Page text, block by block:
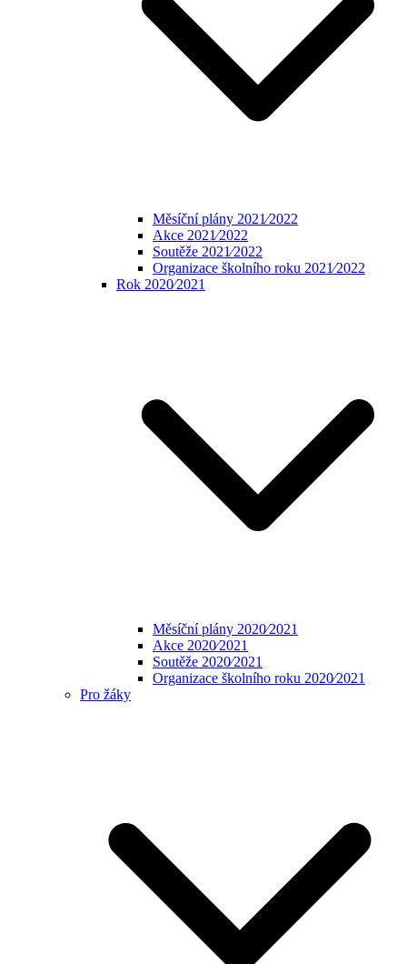
Měsíční plány 2021⁄2022
Akce 2021⁄2022
Soutěže 2021⁄2022
Organizace školního roku 2021⁄2022
Rok 2020⁄2021
Měsíční plány 2020⁄2021
Akce 2020⁄2021
Soutěže 2020⁄2021
Organizace školního roku 2020⁄2021
Pro žáky